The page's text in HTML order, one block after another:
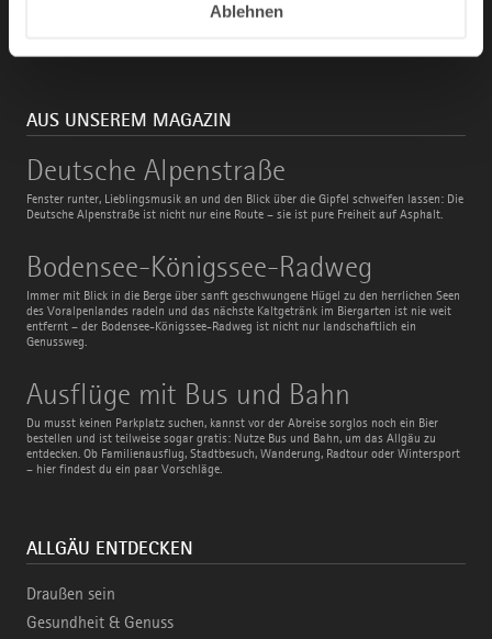
Ablehnen
AUS UNSEREM MAGAZIN
Deutsche Alpenstraße
Fenster runter, Lieblingsmusik an und den Blick über die Gipfel schweifen lassen: Die
Deutsche Alpenstraße ist nicht nur eine Route – sie ist pure Freiheit auf Asphalt.
Deutsche
Alpenstraße
Bodensee-Königssee-Radweg
Immer mit Blick in die Berge über sanft geschwungene Hügel zu den herrlichen Seen
des Voralpenlandes radeln und das nächste Kaltgetränk im Biergarten ist nie weit
entfernt – der Bodensee-Königssee-Radweg ist nicht nur landschaftlich ein
Genussweg.
Bodensee-
Königssee-
Radweg
Ausflüge mit Bus und Bahn
Du musst keinen Parkplatz suchen, kannst vor der Abreise sorglos noch ein Bier
bestellen und ist teilweise sogar gratis: Nutze Bus und Bahn, um das Allgäu zu
entdecken. Ob Familienausflug, Stadtbesuch, Wanderung, Radtour oder Wintersport
– hier findest du ein paar Vorschläge.
Ausflüge
mit
Bus
und
Bahn
ALLGÄU ENTDECKEN
Draußen sein
Gesundheit & Genuss